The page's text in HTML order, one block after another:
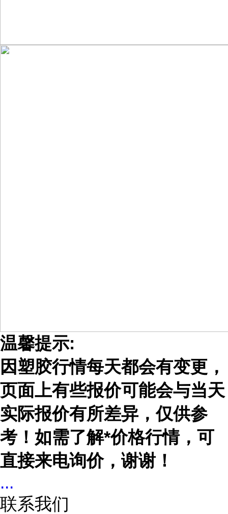
温馨提示:
因塑胶行情每天都会有变更，
页面上有些报价可能会与当天
实际报价有所差异，仅供参
考！如需了解*价格行情，可
直接来电询价，谢谢！
...
联系我们